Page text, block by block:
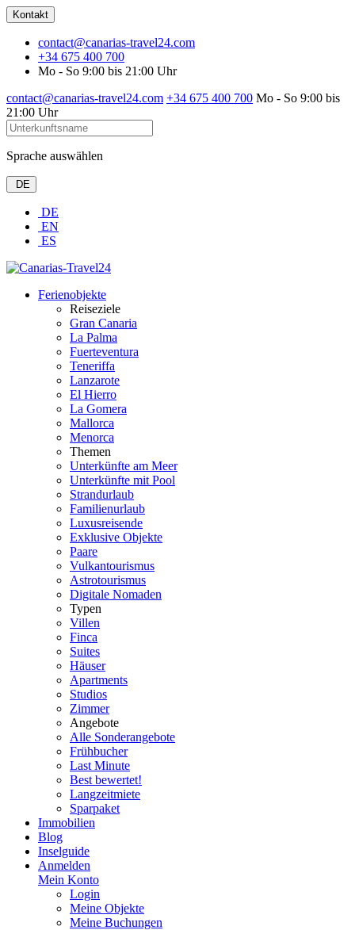
Kontakt
contact@canarias-travel24.com
+34 675 400 700
Mo - So 9:00 bis 21:00 Uhr
contact@canarias-travel24.com +34 675 400 700 Mo - So 9:00 bis
21:00 Uhr
Sprache auswählen
DE
DE
EN
ES
Ferienobjekte
Reiseziele
Gran Canaria
La Palma
Fuerteventura
Teneriffa
Lanzarote
El Hierro
La Gomera
Mallorca
Menorca
Themen
Unterkünfte am Meer
Unterkünfte mit Pool
Strandurlaub
Familienurlaub
Luxusreisende
Exklusive Objekte
Paare
Vulkantourismus
Astrotourismus
Digitale Nomaden
Typen
Villen
Finca
Suites
Häuser
Apartments
Studios
Zimmer
Angebote
Alle Sonderangebote
Frühbucher
Last Minute
Best bewertet!
Langzeitmiete
Sparpaket
Immobilien
Blog
Inselguide
Anmelden
Mein Konto
Login
Meine Objekte
Meine Buchungen